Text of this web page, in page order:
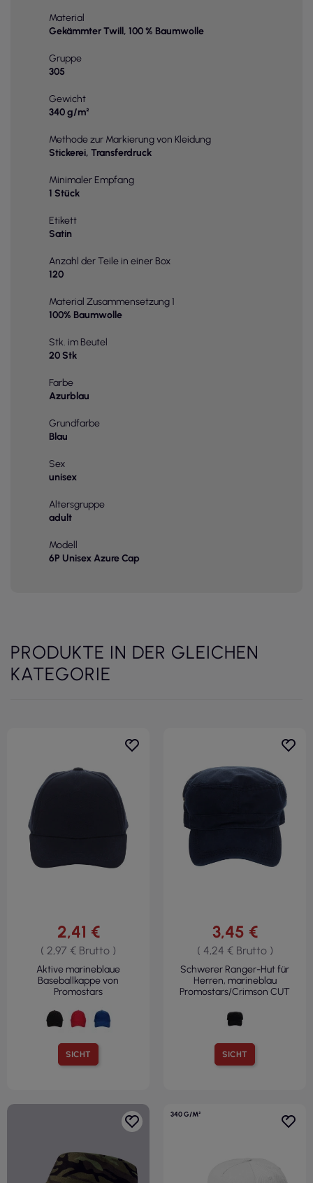
Material
Gekämmter Twill, 100 % Baumwolle
Gruppe
305
Gewicht
340 g/m²
Methode zur Markierung von Kleidung
Stickerei, Transferdruck
Minimaler Empfang
1 Stück
Etikett
Satin
Anzahl der Teile in einer Box
120
Material Zusammensetzung 1
100% Baumwolle
Stk. im Beutel
20 Stk
Farbe
Azurblau
Grundfarbe
Blau
Sex
unisex
Altersgruppe
adult
Modell
6P Unisex Azure Cap
PRODUKTE IN DER GLEICHEN
KATEGORIE
SICHT
2,41 €
( 2,97 € Brutto )
Aktive marineblaue
Baseballkappe von
Promostars
SICHT
3,45 €
( 4,24 € Brutto )
Schwerer Ranger-Hut für
Herren, marineblau
Promostars/Crimson CUT
340 G/M²